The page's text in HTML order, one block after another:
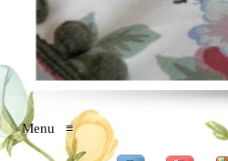
Menu ≡